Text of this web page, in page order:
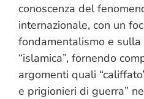
conoscenza del
internazionale, con un
fondamentalismo e sulla
“islamica”, fornendo
argomenti quali
e prigionieri di guerra”